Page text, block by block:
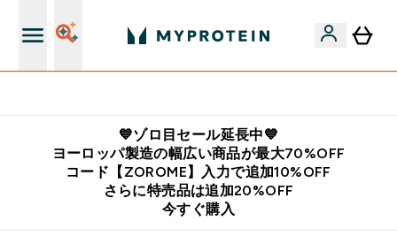
💙ゾロ目セール延長中💙
ヨーロッパ製造の幅広い商品が最大70%OFF
コード【ZOROME】入力で追加10%OFF
さらに特売品は追加20%OFF
今すぐ購入